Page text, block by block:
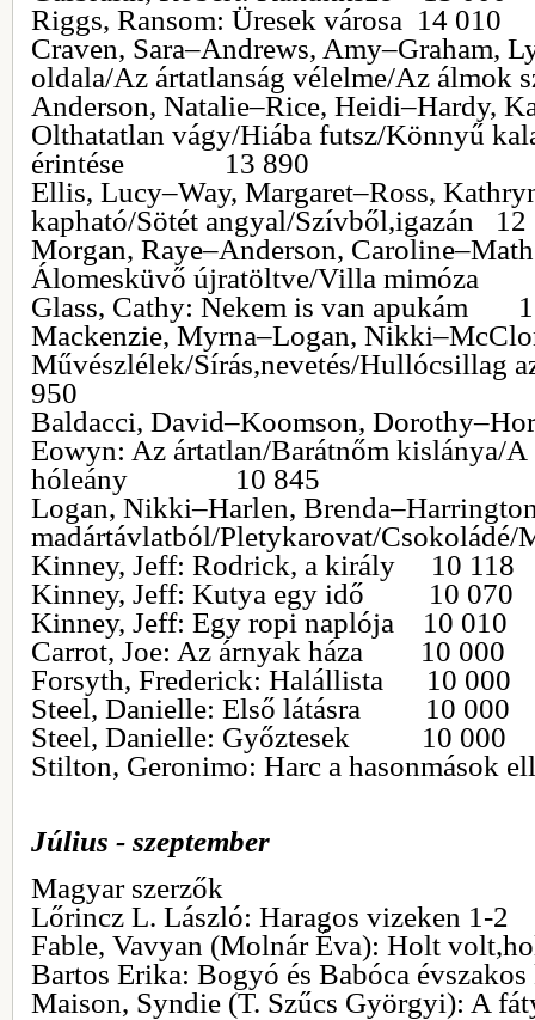
Riggs, Ransom: Üresek városa 14 010
Craven, Sara–Andrews, Amy–Graham,
oldala/Az ártatlanság vélelme/Az álmok
Anderson, Natalie–Rice, Heidi–Hardy,
Olthatatlan vágy/Hiába futsz/Könnyű
érintése 13 890
Ellis, Lucy–Way, Margaret–Ross,
kapható/Sötét angyal/Szívből,igazán 12
Morgan, Raye–Anderson,
Álomesküvő újratöltve/Villa mimóza
Glass, Cathy: Nekem is van apukám
Mackenzie, Myrna–Logan,
Művészlélek/Sírás,nevetés/
950
Baldacci, David–Koomson,
Eowyn: Az ártatlan/Barátnőm kislánya/
hóleány 10 845
Logan, Nikki–Harlen,
madártávlatból/Pletykarovat/
Kinney, Jeff: Rodrick, a király 10 118
Kinney, Jeff: Kutya egy idő 10 070
Kinney, Jeff: Egy ropi naplója 10 010
Carrot, Joe: Az árnyak háza 10 000
Forsyth, Frederick: Halállista 10 000
Steel, Danielle: Első látásra 10 000
Steel, Danielle: Győztesek 10 000
Stilton, Geronimo: Harc a
Július - szeptember
Magyar szerzők
Lőrincz L. László: Haragos vizeken 1-2
Fable, Vavyan (Molnár Éva): Holt
Bartos Erika: Bogyó és Babóca
Maison, Syndie (T. Szűcs Györgyi):